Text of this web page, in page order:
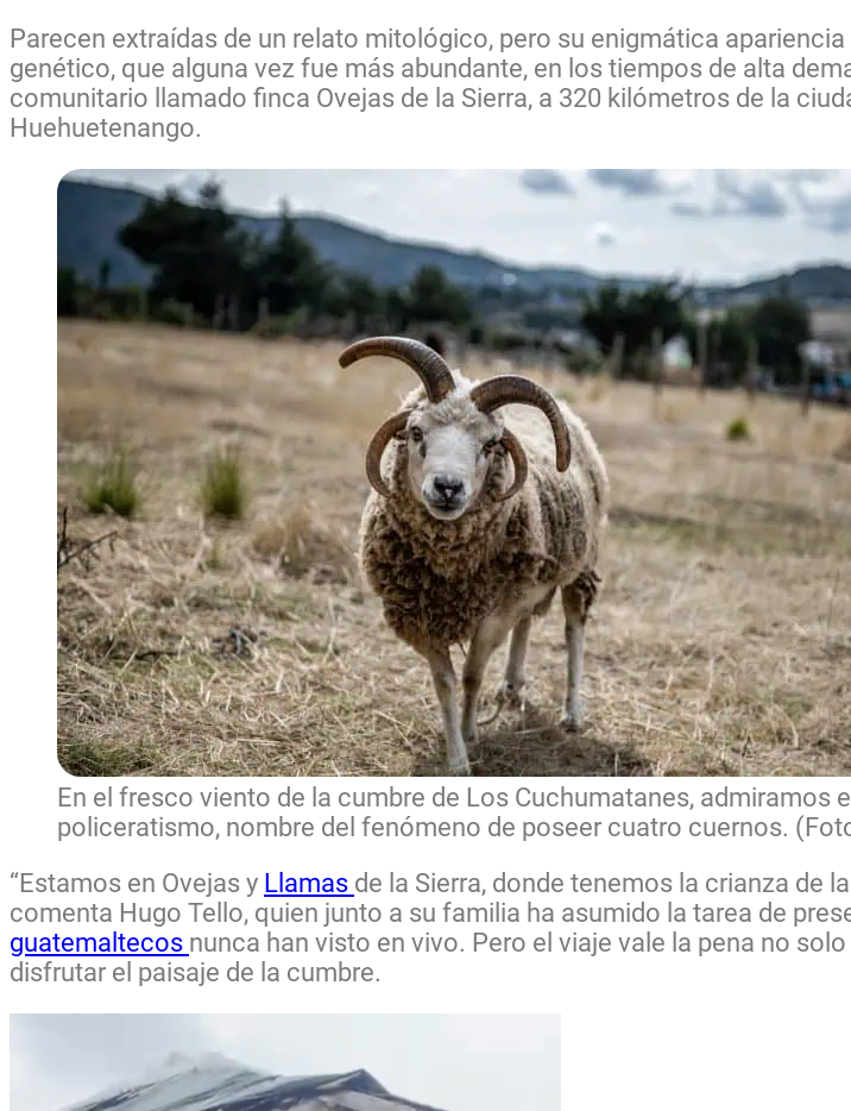
Parecen extraídas de un relato mitológico, pero su enigmática
genético, que alguna vez fue más abundante, en los tiempos de alta
comunitario llamado finca Ovejas de la Sierra, a 320 kilómetros de la
Huehuetenango.
En el fresco viento de la cumbre de Los Cuchumatanes, admiramos
policeratismo, nombre del fenómeno de poseer cuatro cuernos.
“Estamos en Ovejas y Llamas de la Sierra, donde tenemos la crianza de
comenta Hugo Tello, quien junto a su familia ha asumido la tarea de
guatemaltecos nunca han visto en vivo. Pero el viaje vale la pena no
disfrutar el paisaje de la cumbre.